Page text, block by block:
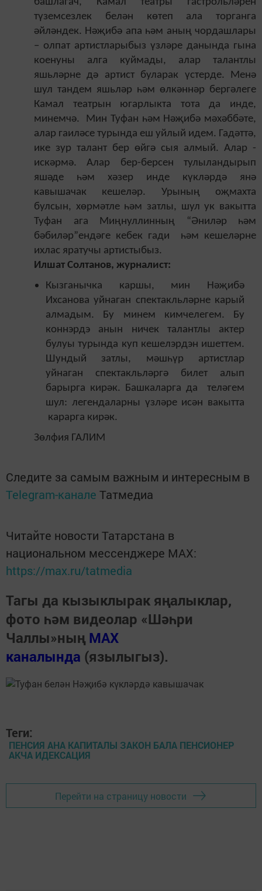
түземсезлек белән көтеп ала торганга
әйләндек. Нәҗибә апа һәм аның чордашлары
– олпат артистларыбыз үзләре данында гына
коенуны алга куймады, алар талантлы
яшьләрне дә артист буларак үстерде. Менә
шул тандем яшьләр һәм өлкәннәр бергәлеге
Камал театрын югарлыкта тота да инде,
минемчә. Мин Туфан һәм Нәҗибә мәхәббәте,
алар гаиләсе турында еш уйлый идем. Гадәттә,
ике зур талант бер өйгә сыя алмый. Алар -
искәрмә. Алар бер-берсен тулыландырып
яшәде һәм хәзер инде күкләрдә янә
кавышачак кешеләр. Урының оҗмахта
булсын, хөрмәтле һәм затлы, шул ук вакытта
Туфан ага Миңнуллинның “Әниләр һәм
бәбиләр”ендәге кебек гади һәм кешеләрне
ихлас яратучы артистыбыз.
Илшат Солтанов, журналист:
Кызганычка каршы, мин Нәҗибә
Ихсанова уйнаган спектакльләрне карый
алмадым. Бу минем кимчелегем. Бу
коннэрдэ анын ничек талантлы актер
булуы турында куп кешелэрдэн ишеттем.
Шундый затлы, мәшһүр артистлар
уйнаган спектакльләргә билет алып
барырга кирәк. Башкаларга да теләгем
шул: легендаларны үзләре исән вакытта
карарга кирәк.
Зөлфия ГАЛИМ
Следите за самым важным и интересным в
Telegram-канале Татмедиа
Читайте новости Татарстана в
национальном мессенджере MАХ:
https://max.ru/tatmedia
Тагы да кызыклырак яңалыклар,
фото һәм видеолар «Шәһри
Чаллы»ның MAX
каналында (язылыгыз).
Теги:
ПЕНСИЯ АНА КАПИТАЛЫ ЗАКОН БАЛА ПЕНСИОНЕР
АКЧА ИДЕКСАЦИЯ
Перейти на страницу новости